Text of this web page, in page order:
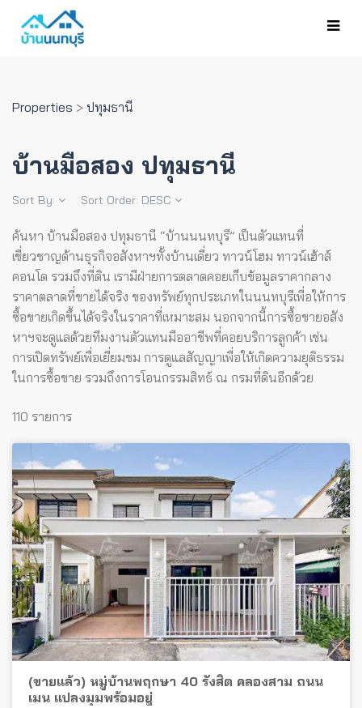
Properties > ปทุมธานี
บ้านมือสอง ปทุมธานี
Sort By: Sort Order: DESC
ค้นหา บ้านมือสอง ปทุมธานี “บ้านนนทบุรี” เป็นตัวแทนที่
เชี่ยวชาญด้านธุรกิจอสังหาฯทั้งบ้านเดี่ยว ทาวน์โฮม ทาวน์เฮ้าส์
คอนโด รวมถึงที่ดิน เรามีฝ่ายการตลาดคอยเก็บข้อมูลราคากลาง
ราคาตลาดที่ขายได้จริง ของทรัพย์ทุกประเภทในนนทบุรีเพื่อให้การ
ซื้อขายเกิดขึ้นได้จริงในราคาที่เหมาะสม นอกจากนี้การซื้อขายอสัง
หาฯจะดูแลด้วยทีมงานตัวแทนมืออาชีพที่คอยบริการลูกค้า เช่น
การเปิดทรัพย์เพื่อเยี่ยมชม การดูแลสัญญาเพื่อให้เกิดความยุติธรรม
ในการซื้อขาย รวมถึงการโอนกรรมสิทธ์ ณ กรมที่ดินอีกด้วย
110 รายการ
(ขายแล้ว) หมู่บ้านพฤกษา 40 รังสิต คลองสาม ถนน
เมน แปลงมุมพร้อมอยู่